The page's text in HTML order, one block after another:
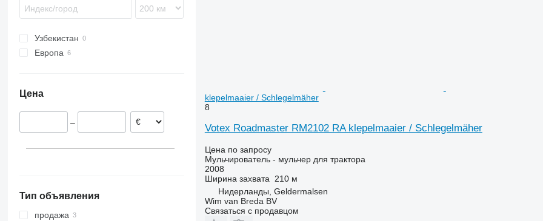
Узбекистан
Европа
Цена
–
Тип объявления
продажа
klepelmaaier / Schlegelmäher
8
Votex Roadmaster RM2102 RA klepelmaaier / Schlegelmäher
Цена по запросу
Мульчирователь - мульчер для трактора
2008
Ширина захвата
210 м
Нидерланды, Geldermalsen
Wim van Breda BV
Связаться с продавцом